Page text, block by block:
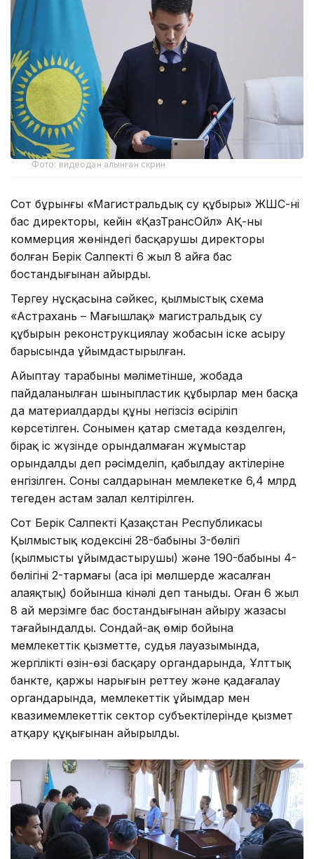
Фото: видеодан алынған скрин
Сот бұрынғы «Магистральдық су құбыры» ЖШС-нің
бас директоры, кейін «ҚазТрансОйл» АҚ-ның
коммерция жөніндегі басқарушы директоры
болған Берік Салпекті 6 жыл 8 айға бас
бостандығынан айырды.
Тергеу нұсқасына сәйкес, қылмыстық схема
«Астрахань – Маңғышлақ» магистральдық су
құбырын реконструкциялау жобасын іске асыру
барысында ұйымдастырылған.
Айыптау тарабының мәліметінше, жобада
пайдаланылған шыныпластик құбырлар мен басқа
да материалдардың құны негізсіз өсіріліп
көрсетілген. Сонымен қатар сметада көзделген,
бірақ іс жүзінде орындалмаған жұмыстар
орындалды деп рәсімделіп, қабылдау актілеріне
енгізілген. Соның салдарынан мемлекетке 6,4 млрд
теңгеден астам залал келтірілген.
Сот Берік Салпекті Қазақстан Республикасы
Қылмыстық кодексінің 28-бабының 3-бөлігі
(қылмысты ұйымдастырушы) және 190-бабының 4-
бөлігінің 2-тармағы (аса ірі мөлшерде жасалған
алаяқтық) бойынша кінәлі деп таныды. Оған 6 жыл
8 ай мерзімге бас бостандығынан айыру жазасы
тағайындалды. Сондай-ақ өмір бойына
мемлекеттік қызметте, судья лауазымында,
жергілікті өзін-өзі басқару органдарында, Ұлттық
банкте, қаржы нарығын реттеу және қадағалау
органдарында, мемлекеттік ұйымдар мен
квазимемлекеттік сектор субъектілерінде қызмет
атқару құқығынан айырылды.